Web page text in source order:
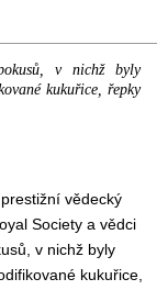
v nichž byly
kukuřice, řepky
vědecký
Society a vědci
v nichž byly
kukuřice,